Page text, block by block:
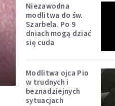
Niezawodna
modlitwa do św.
Szarbela. Po 9
dniach mogą dziać
się cuda
Modlitwa ojca Pio
w trudnych i
beznadziejnych
sytuacjach